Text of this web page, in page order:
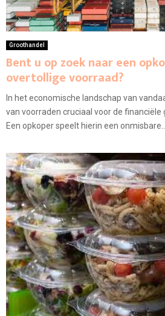
Groothandel
Bent u op zoek naar een
overtollige voorraad?
In het economische landschap van
van voorraden cruciaal voor de financiële
Een opkoper speelt hierin een onmisbare...